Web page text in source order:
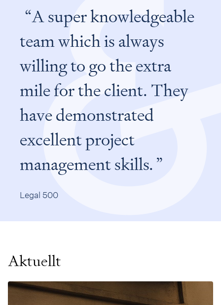
A super knowledgeable
team which is always
willing to go the extra
mile for the client. They
have demonstrated
excellent project
management skills.
Legal 500
Aktuellt